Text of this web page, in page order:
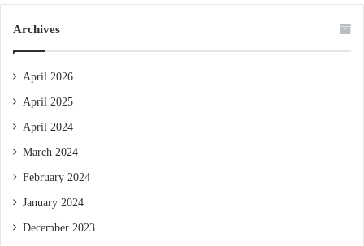
Archives
April 2026
April 2025
April 2024
March 2024
February 2024
January 2024
December 2023